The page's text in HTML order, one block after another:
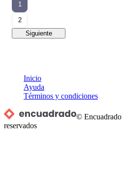
1
2
Siguiente
Inicio
Ayuda
Términos y condiciones
© Encuadrado
reservados